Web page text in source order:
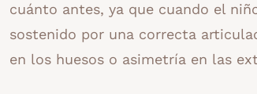
cuánto antes, ya que cuando el
sostenido por una correcta
en los huesos o asimetría en las